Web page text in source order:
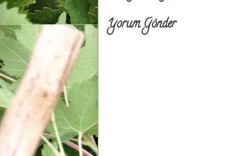
Yorum Gönder